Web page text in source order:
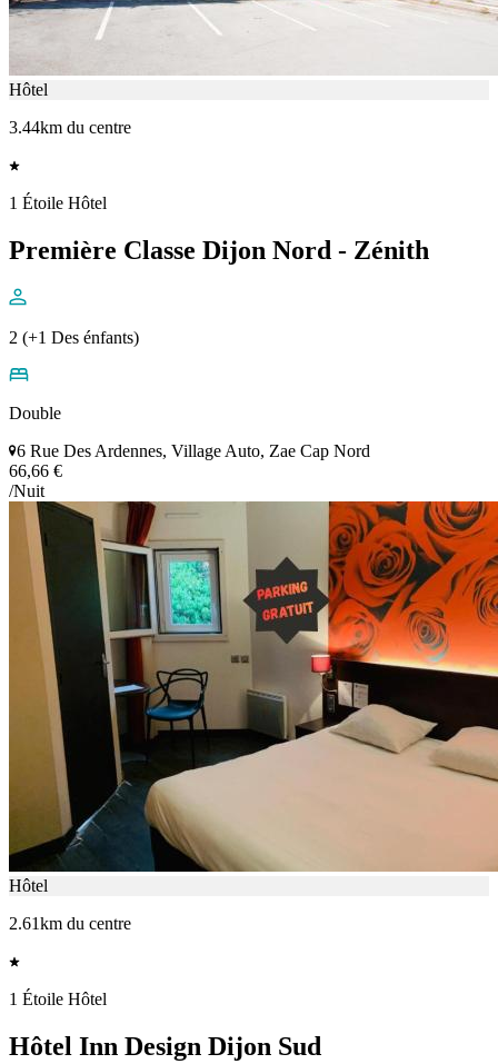
Hôtel
3.44km du centre
1 Étoile Hôtel
Première Classe Dijon Nord - Zénith
2 (+1 Des énfants)
Double
6 Rue Des Ardennes, Village Auto, Zae Cap Nord
66,66 €
/Nuit
Hôtel
2.61km du centre
1 Étoile Hôtel
Hôtel Inn Design Dijon Sud